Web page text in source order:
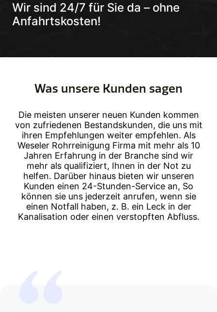
Wir sind 24/7 für Sie da – ohne
Anfahrtskosten!
Was unsere Kunden sagen
Die meisten unserer neuen Kunden kommen
von zufriedenen Bestandskunden, die uns mit
ihren Empfehlungen weiter empfehlen. Als
Weseler Rohrreinigung Firma mit mehr als 10
Jahren Erfahrung in der Branche sind wir
mehr als qualifiziert, Ihnen in der Not zu
helfen. Darüber hinaus bieten wir unseren
Kunden einen 24-Stunden-Service an, So
können sie uns jederzeit anrufen, wenn sie
einen Notfall haben, z. B. ein Leck in der
Kanalisation oder einen verstopften Abfluss.